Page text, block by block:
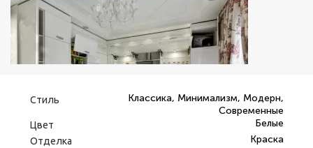
Стиль
Классика, Минимализм, Модерн,
Современные
Цвет Белые
Отделка Краска